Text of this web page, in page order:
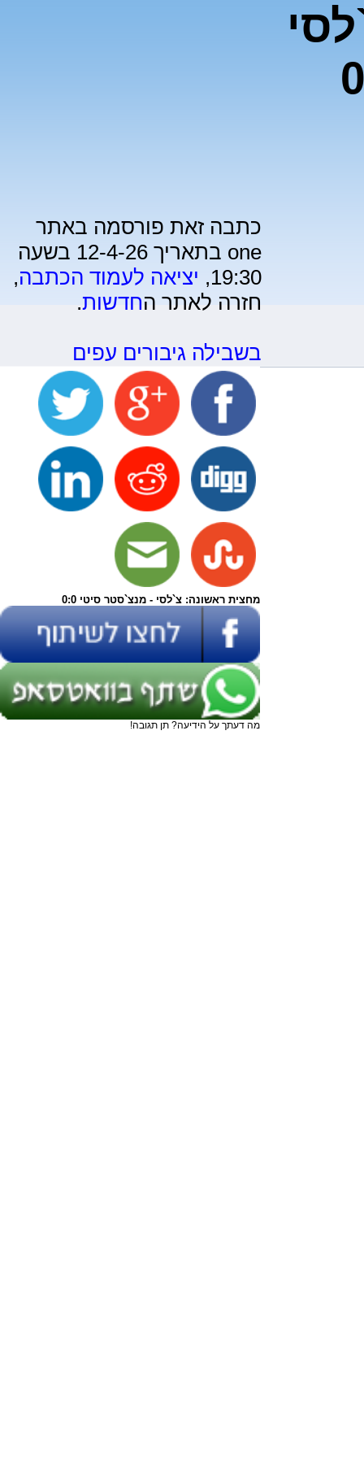
כתבה זאת פורסמה באתר
one בתאריך 12-4-26 בשעה
19:30, יציאה לעמוד הכתבה,
חזרה לאתר החדשות.
בשבילה גיבורים עפים
מחצית ראשונה: צ`לסי - מנצ`סטר סיטי 0:0
מה דעתך על הידיעה? תן תגובה!